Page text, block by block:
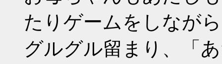
たりゲームをしなが
グルグル留まり、「